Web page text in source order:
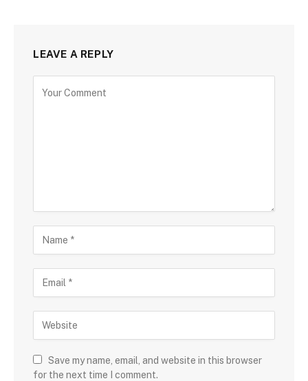
LEAVE A REPLY
Save my name, email, and website in this browser
for the next time I comment.